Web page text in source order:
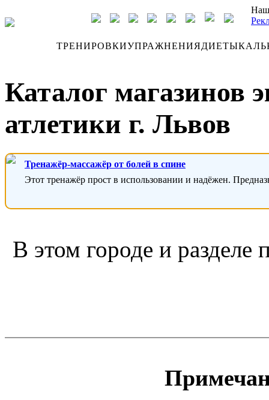
ТРЕНИРОВКИУПРАЖНЕНИЯДИЕТЫ
Каталог магазинов
атлетики г. Львов
Тренажёр-массажёр от болей в спине
Этот тренажёр прост в использовании и надёжен.
В этом городе и разделе